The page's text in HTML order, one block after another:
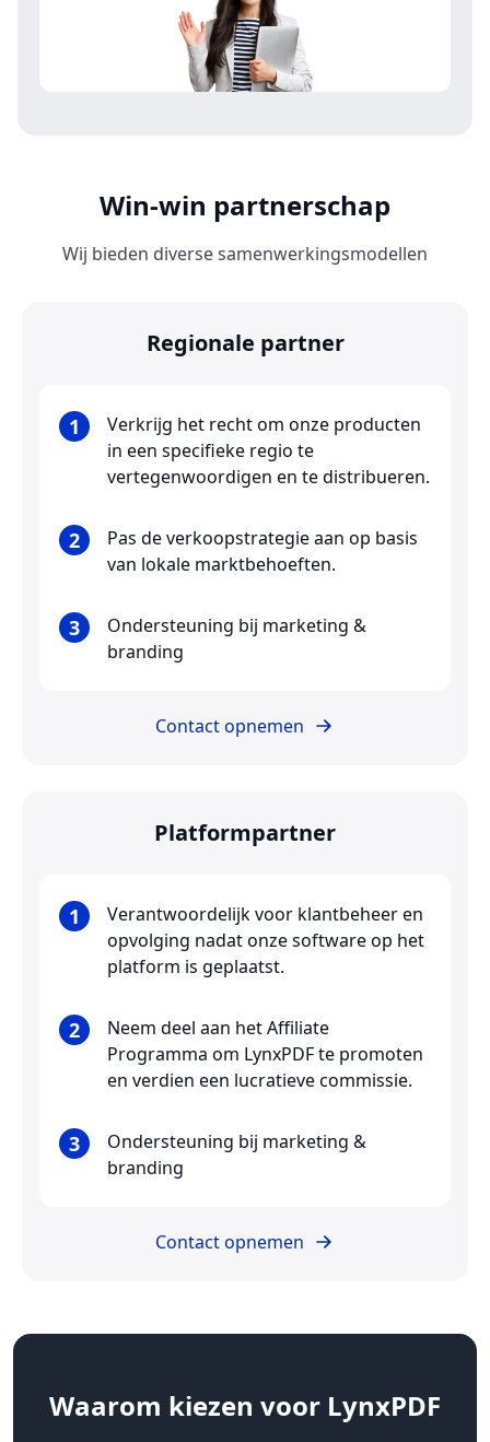
Win-win partnerschap
Wij bieden diverse samenwerkingsmodellen
Regionale partner
1
Verkrijg het recht om onze producten
in een specifieke regio te
vertegenwoordigen en te distribueren.
2
Pas de verkoopstrategie aan op basis
van lokale marktbehoeften.
3
Ondersteuning bij marketing &
branding
Contact opnemen
Platformpartner
1
Verantwoordelijk voor klantbeheer en
opvolging nadat onze software op het
platform is geplaatst.
2
Neem deel aan het Affiliate
Programma om LynxPDF te promoten
en verdien een lucratieve commissie.
3
Ondersteuning bij marketing &
branding
Contact opnemen
Waarom kiezen voor LynxPDF